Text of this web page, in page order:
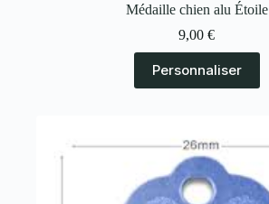
Médaille chien alu Étoile
9,00€
Personnaliser